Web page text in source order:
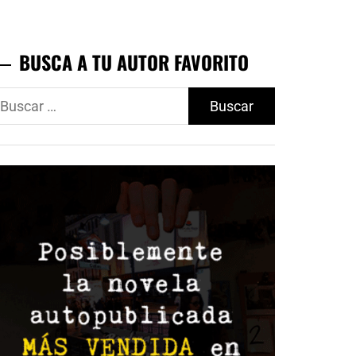
BUSCA A TU AUTOR FAVORITO